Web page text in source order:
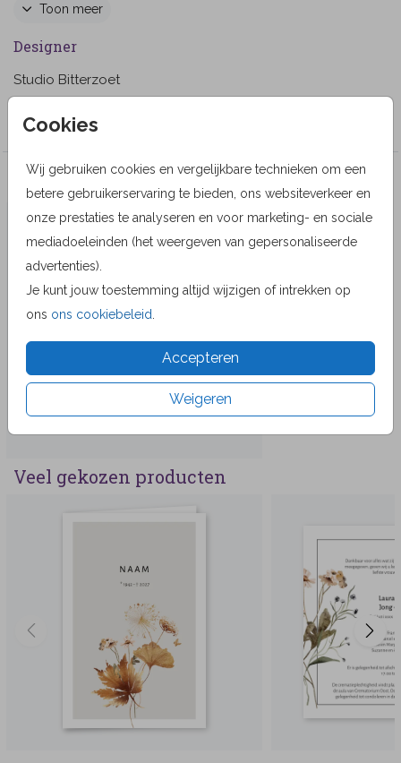
Cookies
Wij gebruiken cookies en vergelijkbare technieken om een
betere gebruikerservaring te bieden, ons websiteverkeer en
onze prestaties te analyseren en voor marketing- en sociale
mediadoeleinden (het weergeven van gepersonaliseerde
advertenties).
Je kunt jouw toestemming altijd wijzigen of intrekken op
ons ons cookiebeleid
Accepteren
Weigeren
Toon meer
Designer
Studio Bitterzoet
Collectie
Meer in dezelfde stijl
Veel gekozen producten